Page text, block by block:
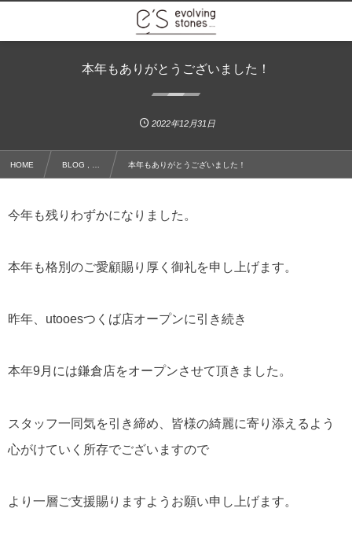
本年もありがとうございました！
2022年12月31日
HOME BLOG , … 本年もありがとうございました！
今年も残りわずかになりました。
本年も格別のご愛顧賜り厚く御礼を申し上げます。
昨年、utooesつくば店オープンに引き続き
本年9月には鎌倉店をオープンさせて頂きました。
スタッフ一同気を引き締め、皆様の綺麗に寄り添えるよう
心がけていく所存でございますので
より一層ご支援賜りますようお願い申し上げます。